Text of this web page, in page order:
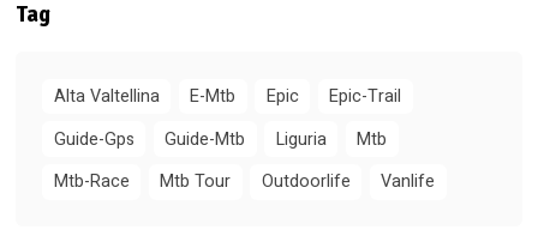
Tag
Alta Valtellina E-Mtb Epic
Epic-Trail
Guide-Gps
Guide-Mtb Liguria
Mtb
Mtb-Race
Mtb Tour Outdoorlife Vanlife